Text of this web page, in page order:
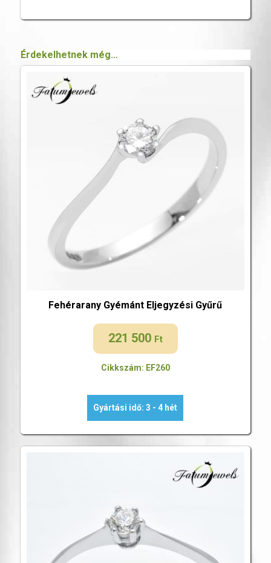
Érdekelhetnek még…
Fehérarany Gyémánt Eljegyzési Gyűrű
221 500 Ft
Cikkszám: EF260
Gyártási idő: 3 - 4 hét